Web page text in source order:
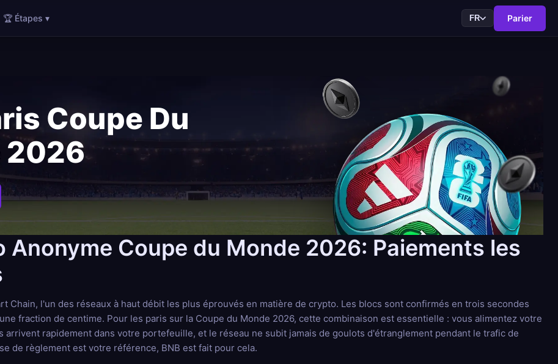
🏆 Étapes ▾ FR Parier
Coupe Du
2026
Anonyme Coupe du Monde 2026: Paiements les
Chain, l'un des réseaux à haut débit les plus éprouvés en matière de crypto. Les blocs sont confirmés en trois secondes
fraction de centime. Pour les paris sur la Coupe du Monde 2026, cette combinaison est essentielle : vous alimentez votre
arrivent rapidement dans votre portefeuille, et le réseau ne subit jamais de goulots d'étranglement pendant le trafic de
de règlement est votre référence, BNB est fait pour cela.